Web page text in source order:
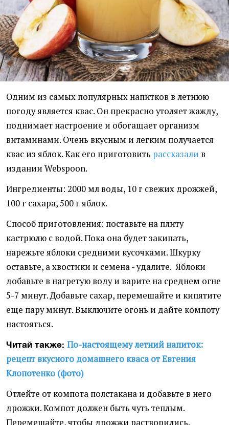
Одним из самых популярных напитков в летнюю
погоду является квас. Он прекрасно утоляет жажду,
поднимает настроение и обогащает организм
витаминами. Очень вкусным и легким получается
квас из яблок. Как его приготовить рассказали в
издании Webspoon.
Ингредиенты: 2000 мл воды, 10 г свежих дрожжей,
100 г сахара, 500 г яблок.
Способ приготовления: поставьте на плиту
кастрюлю с водой. Пока она будет закипать,
нарежьте яблоки средними кусочками. Шкурку
оставьте, а хвостики и семена - удалите. Яблоки
добавьте в нагретую воду и варите на среднем огне
5-7 минут. Добавьте сахар, перемешайте и кипятите
еще пару минут. Выключите огонь и дайте компоту
настояться.
Читай также: По-настоящему летний напиток:
рецепт вкусного домашнего кваса от Евгения
Клопотенко (фото)
Отлейте от компота полстакана и добавьте в него
дрожжи. Компот должен быть чуть теплым.
Перемешайте, чтобы дрожжи растворились.